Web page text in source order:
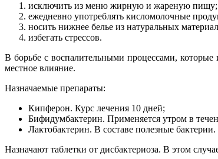
исключить из меню жирную и жареную пищу;
ежедневно употреблять кисломолочные
носить нижнее белье из натуральных
избегать стрессов.
В борьбе с воспалительными процессами,
местное влияние.
Назначаемые препараты:
Кипферон. Курс лечения 10 дней;
Бифидумбактерин. Применяется утром в
Лактобактерин. В составе полезные
Назначают таблетки от дисбактериоза. В этом